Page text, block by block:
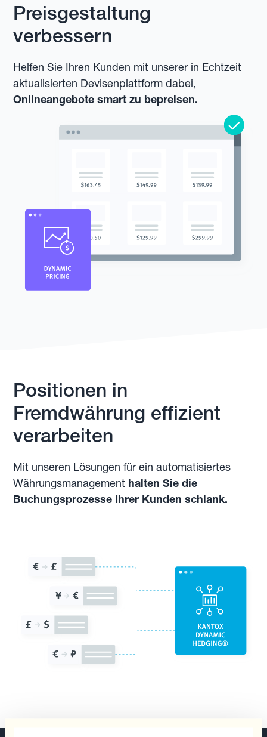
Preisgestaltung
verbessern
Helfen Sie Ihren Kunden mit unserer in Echtzeit
aktualisierten Devisenplattform dabei,
Onlineangebote smart zu bepreisen.
Positionen in
Fremdwährung effizient
verarbeiten
Mit unseren Lösungen für ein automatisiertes
Währungsmanagement halten Sie die
Buchungsprozesse Ihrer Kunden schlank.